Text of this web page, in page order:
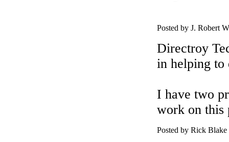
Posted by J. Robert
Directroy
in helping to
I have two
work on this
Posted by Rick